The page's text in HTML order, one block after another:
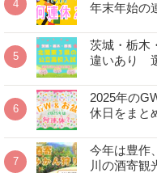
年末年始の
茨城・栃木
違いあり
2025年の
休日をまと
今年は豊
川の酒寄